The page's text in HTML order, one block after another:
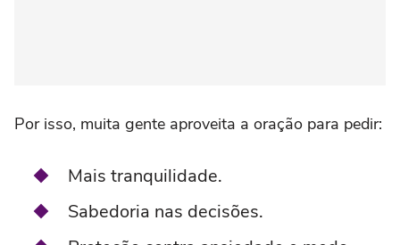
Por isso, muita gente aproveita a oração para pedir:
Mais tranquilidade.
Sabedoria nas decisões.